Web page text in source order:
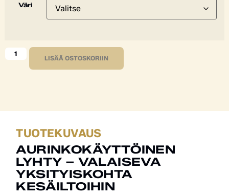
Väri
LISÄÄ OSTOSKORIIN
TUOTEKUVAUS
AURINKOKÄYTTÖINEN
LYHTY – VALAISEVA
YKSITYISKOHTA
KESÄILTOIHIN